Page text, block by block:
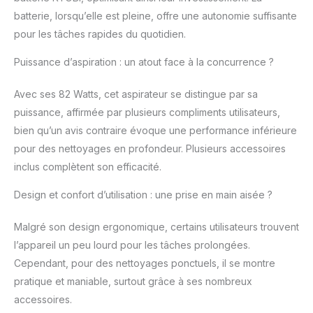
d'un suceur plat, d'un
d'une brosse pour sol
durs Concept 18V
tous vos appareils et
outils de bricolage et
jardinage avec la
même batterie pour +
Antichocs, elle est
dotée de la
technologie Lithium+
surcharge et la
surchauffe Contenu du
paquet : 1 aspirateur
eau et poussière livré
avec 1 flexible 1,8 m, 1
batterie, lorsqu’elle est pleine, offre une autonomie suffisante
pour les tâches rapides du quotidien.
Puissance d’aspiration : un atout face à la concurrence ?
Avec ses 82 Watts, cet aspirateur se distingue par sa
puissance, affirmée par plusieurs compliments utilisateurs,
bien qu’un avis contraire évoque une performance inférieure
pour des nettoyages en profondeur. Plusieurs accessoires
inclus complètent son efficacité.
Design et confort d’utilisation : une prise en main aisée ?
Malgré son design ergonomique, certains utilisateurs trouvent
l’appareil un peu lourd pour les tâches prolongées.
Cependant, pour des nettoyages ponctuels, il se montre
pratique et maniable, surtout grâce à ses nombreux
accessoires.